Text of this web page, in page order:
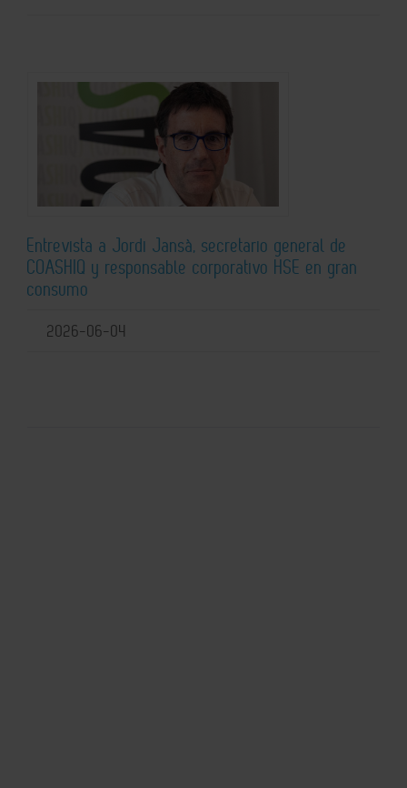
Entrevista a Jordi Jansà, secretario general de
COASHIQ y responsable corporativo HSE en gran
consumo
2026-06-04